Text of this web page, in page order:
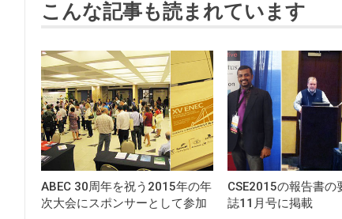
こんな記事も読まれています
ABEC 30周年を祝う2015年の年
次大会にスポンサーとして参加
CSE2015の報告書の
誌11月号に掲載